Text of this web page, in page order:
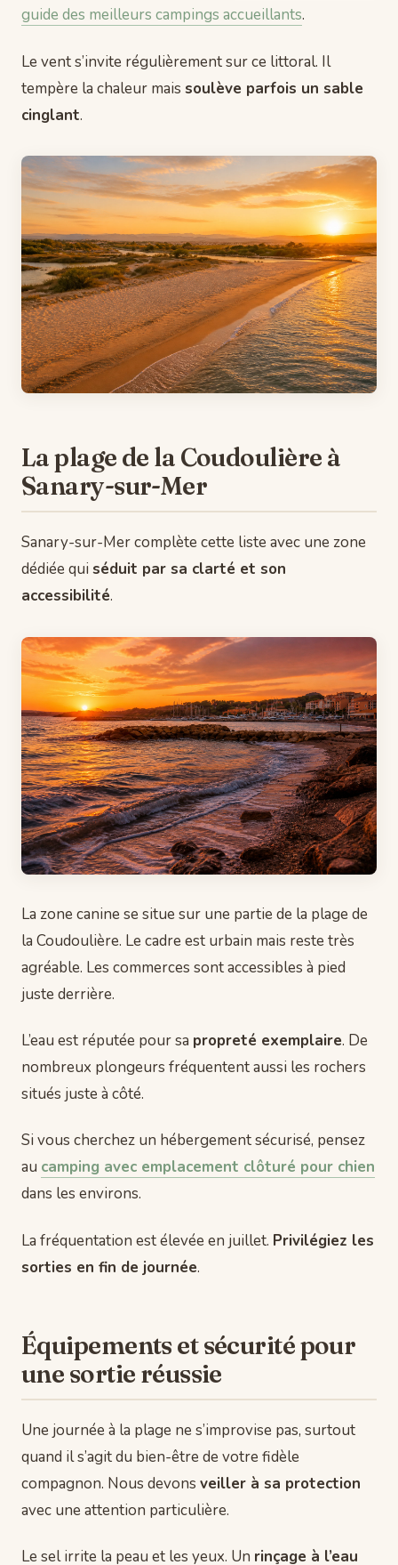
guide des meilleurs campings accueillants.
Le vent s’invite régulièrement sur ce littoral. Il
tempère la chaleur mais soulève parfois un sable
cinglant.
La plage de la Coudoulière à
Sanary-sur-Mer
Sanary-sur-Mer complète cette liste avec une zone
dédiée qui séduit par sa clarté et son
accessibilité.
La zone canine se situe sur une partie de la plage de
la Coudoulière. Le cadre est urbain mais reste très
agréable. Les commerces sont accessibles à pied
juste derrière.
L’eau est réputée pour sa propreté exemplaire. De
nombreux plongeurs fréquentent aussi les rochers
situés juste à côté.
Si vous cherchez un hébergement sécurisé, pensez
au camping avec emplacement clôturé pour chien
dans les environs.
La fréquentation est élevée en juillet. Privilégiez les
sorties en fin de journée.
Équipements et sécurité pour
une sortie réussie
Une journée à la plage ne s’improvise pas, surtout
quand il s’agit du bien-être de votre fidèle
compagnon. Nous devons veiller à sa protection
avec une attention particulière.
Le sel irrite la peau et les yeux. Un rinçage à l’eau